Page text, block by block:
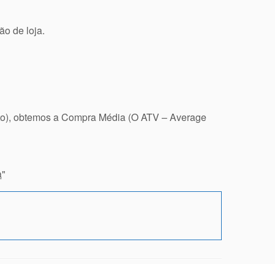
de loja.
obtemos a Compra Média (O ATV – Average
"